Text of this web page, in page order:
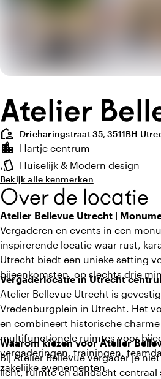
Atelier
location_away
Drieharingstraat 35, 3511BH
Highlights
location_city
Locatie en omgeving
Hartje centrum
style
Sfeer en uitstraling
Huiselijk & Modern design
Bekijk alle kenmerken
Over de locatie
Atelier Bellevue Utrecht |
Vergaderen en events in een
inspirerende locatie waar rust,
Utrecht biedt een unieke setting
bijeenkomsten, op slechts drie
Vergaderlocatie in Utrecht
Atelier Bellevue Utrecht is
Vredenburgplein in Utrecht. Het
en combineert historische
multifunctionele ruimtes voor
vergaderingen, trainingen,
zakelijke evenementen.
Waarom kiezen voor Atelier
Bij Atelier Bellevue vergader je
licht, ruimte en aandacht